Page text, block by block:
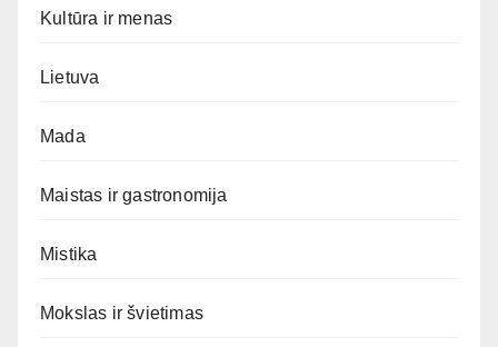
Kultūra ir menas
Lietuva
Mada
Maistas ir gastronomija
Mistika
Mokslas ir švietimas